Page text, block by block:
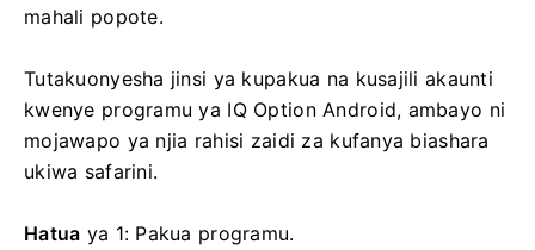
mahali popote.
Tutakuonyesha jinsi ya kupakua na kusajili akaunti
kwenye programu ya IQ Option Android, ambayo ni
mojawapo ya njia rahisi zaidi za kufanya biashara
ukiwa safarini.
Hatua ya 1: Pakua programu.